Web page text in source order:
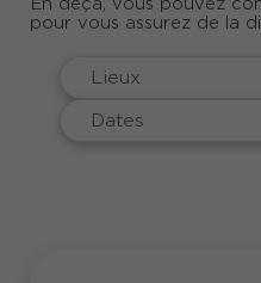
pour vous assurez de la
Lieux
Dates